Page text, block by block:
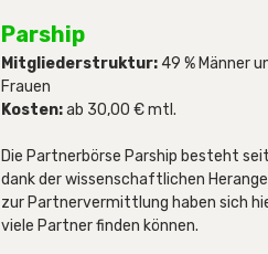
Parship
Mitgliederstruktur: 49 % Männer
Frauen
Kosten:ab 30,00 € mtl.
Die Partnerbörse Parship besteht
dank der wissenschaftlichen
zur Partnervermittlung haben sich
viele Partner finden können.